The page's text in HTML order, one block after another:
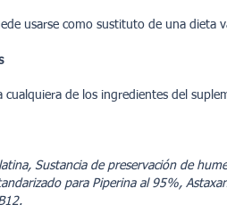
usarse como sustituto de una dieta
cualquiera de los ingredientes del
Sustancia de preservación de
para Piperina al 95%,